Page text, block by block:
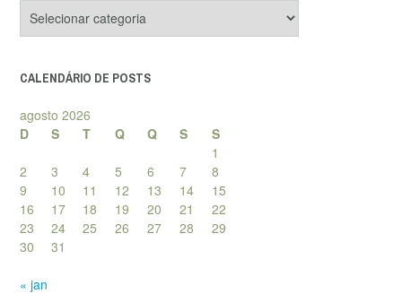
de
CALENDÁRIO DE POSTS
agosto 2026
D
S T Q Q S
S
1
2
3 4 5 6 7
8
9
10 11 12 13 14
15
16
17 18 19 20 21
22
23
24 25 26 27 28
29
30
31
« jan